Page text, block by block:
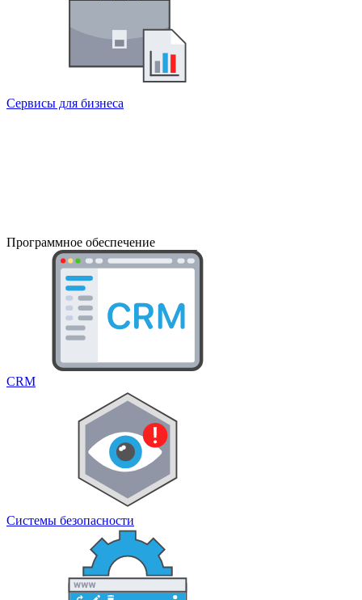
Сервисы для бизнеса
Программное обеспечение
CRM
Системы безопасности